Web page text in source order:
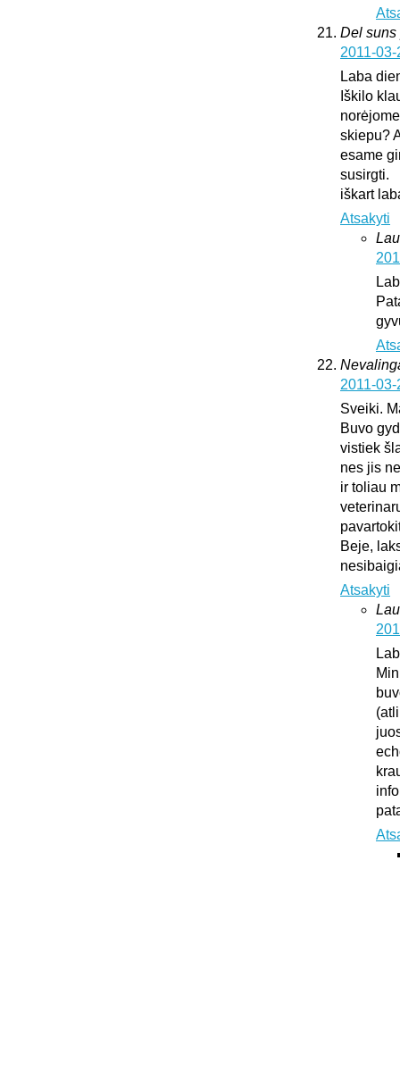
Del suns
2011-
Laba
Iškilo
skiepu?
esame
susirgti.
iškart
Atsakyti
2011-
Sveiki.
Buvo
vistiek
nes jis
ir toliau
Beje,
Atsakyti